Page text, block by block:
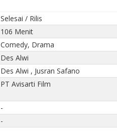
Selesai / Rilis
106 Menit
Comedy, Drama
Des Alwi
Des Alwi , Jusran Safano
PT Avisarti Film
-
-